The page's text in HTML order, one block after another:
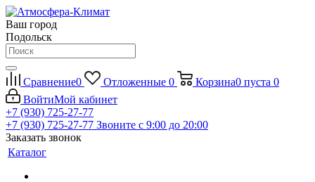
Ваш город
Подольск
Сравнение0 Отложенные 0 Корзина0 пуста 0
ВойтиМой кабинет
+7 (930) 725-27-77
+7 (930) 725-27-77 Звоните с 9:00 до 20:00
Заказать звонок
Каталог